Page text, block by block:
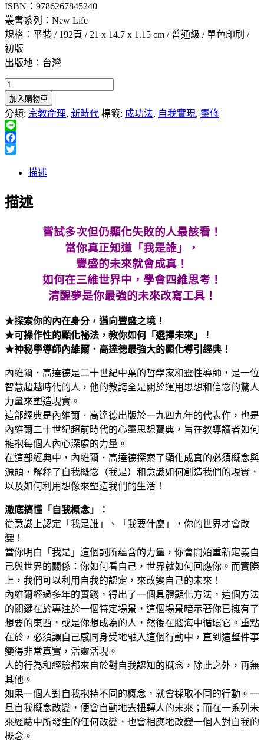
ISBN：9786267845240
叢書系列：New Life
規格：平裝 / 192頁 / 21 x 14.7 x 1.15 cm / 普通級 / 單色印刷 /
初版
出版地：台灣
完
全
顯
化
豐
盛
界：
會
具
體
實
現
你
的
未
來！
(OUT
OF
THIS
WORLD)
量
加入購物車
分類: 宗教命理, 新時代 標籤: 成功法, 自我實現, 靈修
Line
Facebook
描述
描述
嘗試多次但仍顯化失敗的人最該看！
當你真正知道「我是誰」，
豐盛的未來就會成真！
如何在三維世界中，學會四維思考！
清醒夢是你最強的未來改寫工具！
★探索你的內在身分，邁向豐盛之境！
★可操作性的顯化祕法，教你如何「選擇未來」！
★神秘學導師內維爾．高達德最強大的顯化導引經典！
內維爾．高達德是二十世紀中葉的哲學家和靈性導師，是一位
智慧超越時代的人，他的教誨全是關於運用思想和信念的驚人
力量來塑造現實。
這部經典是內維爾．高達德出版於一九四九年的代表作，也是
內維爾二十世紀超前時代的心靈思想寶典，旨在教導讀者如何
擁抱每個人內心深處的力量。
在這部經典中，內維爾．高達德探索了顯化成真的必須概念與
源頭，解釋了自我概念（我是）和意識如何創造我們的現實，
以及如何利用想像來塑造我們的生活！
澈底搞懂「自我概念」：
從意識上認定「我是誰」、「我要什麼」，你的世界才會改
變！
當你明白「我是」這個詞所蘊含的力量，你會開始重新定義自
己與世界的關係：你如何看自己，世界就如何回應你。而實際
上，我們可以利用自我的認定，來改變自己的未來！
內維爾經過多年的實踐，得出了一個具體顯化方法，這個方法
的關鍵在於專注於一個特定場景，這個場景暗示著你已擁有了
想要的東西，或是你想成為的人，然後在腦海中循環它。重點
在於，必須讓自己感同身受地融入這個行動中，直到這整件事
變得非常真實，活靈活現。
人的行為和經驗都來自於對自我認知的概念，除此之外，再無
其他。
如果一個人對自我抱持不同的概念，就會採取不同的行動。一
旦自我概念改變，便會自動地去扭轉人的未來；而在一系列未
來經驗中所發生的任何改變，也會相應地改變一個人對自我的
概念。